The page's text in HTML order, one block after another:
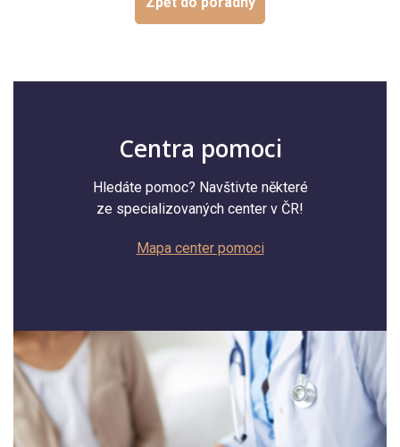
Centra pomoci
Hledáte pomoc? Navštivte některé
ze specializovaných center v ČR!
Mapa center pomoci